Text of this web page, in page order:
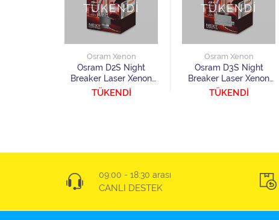
TÜKENDİ
Osram Xenon
Osram D2S Night
Breaker Laser Xenon
Ampul 1 Adet
TÜKENDİ
TÜKENDİ
Osram Xenon
Osram D3S Night
Breaker Laser Xenon
Ampul 1 Adet
TÜKENDİ
09:00 - 18:30 arası
CANLI DESTEK